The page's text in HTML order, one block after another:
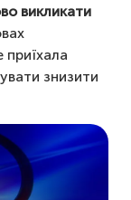
викликати
приїхала
знизити